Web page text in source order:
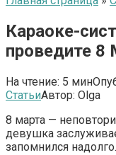
Караоке-
проведите 8
На чтение: 5 мин
СтатьиАвтор: Olga
8 марта —
девушка
запомнился